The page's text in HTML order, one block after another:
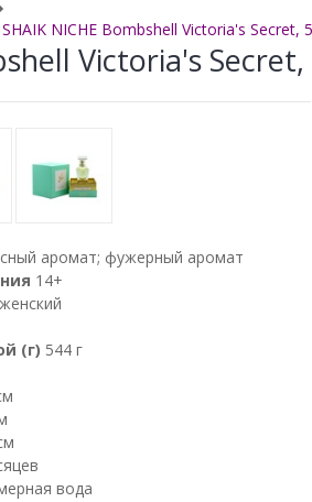
NICHE Bombshell Victoria's Secret,
Victoria's
аромат; фужерный аромат
14+
женский
(г) 544 г
вода